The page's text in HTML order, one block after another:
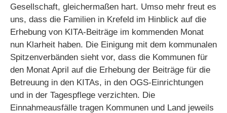
Gesellschaft, gleichermaßen hart. Umso mehr freut es
uns, dass die Familien in Krefeld im Hinblick auf die
Erhebung von KITA-Beiträge im kommenden Monat
nun Klarheit haben. Die Einigung mit dem kommunalen
Spitzenverbänden sieht vor, dass die Kommunen für
den Monat April auf die Erhebung der Beiträge für die
Betreuung in den KITAs, in den OGS-Einrichtungen
und in der Tagespflege verzichten. Die
Einnahmeausfälle tragen Kommunen und Land jeweils